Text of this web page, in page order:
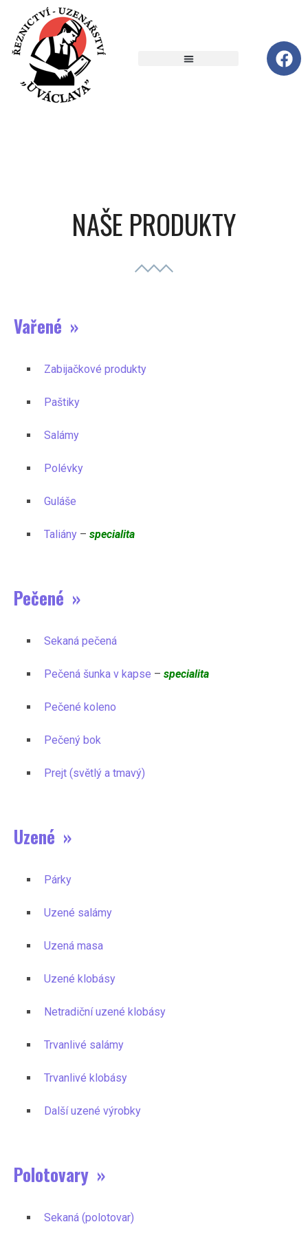
NAŠE PRODUKTY
Vařené »
Zabijačkové produkty
Paštiky
Salámy
Polévky
Guláše
Taliány – specialita
Pečené »
Sekaná pečená
Pečená šunka v kapse – specialita
Pečené koleno
Pečený bok
Prejt (světlý a tmavý)
Uzené »
Párky
Uzené salámy
Uzená masa
Uzené klobásy
Netradiční uzené klobásy
Trvanlivé salámy
Trvanlivé klobásy
Další uzené výrobky
Polotovary »
Sekaná (polotovar)